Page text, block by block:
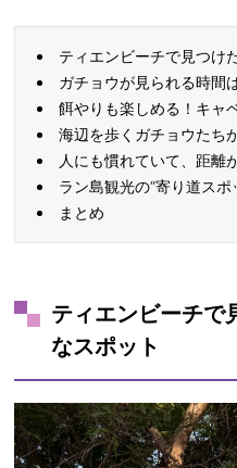
ティエンビーチで見つけ
ガチョウが見られる時間
餌やりも楽しめる！キャ
海辺を歩くガチョウたち
人にも慣れていて、距離
ラン島観光の“寄り道ス
まとめ
ティエンビーチで
なスポット